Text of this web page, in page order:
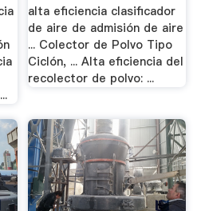
alta eficiencia clasificador
de aire de admisión de aire
... Colector de Polvo Tipo
Ciclón, ... Alta eficiencia del
recolector de polvo: ...